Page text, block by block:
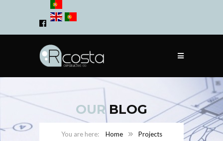
OURBLOG
Home
Projects